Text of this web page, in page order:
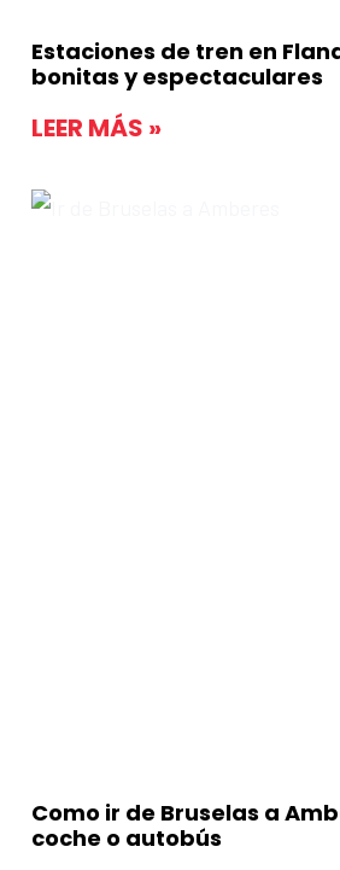
Estaciones de tren en
bonitas y espectaculares
LEER MÁS »
Como ir de Bruselas a
coche o autobús